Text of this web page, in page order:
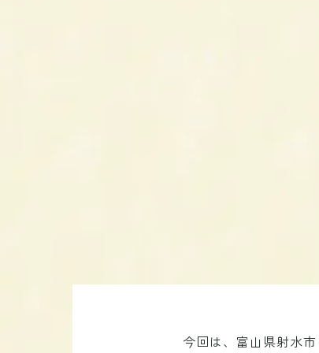
今回は、富山県射水市